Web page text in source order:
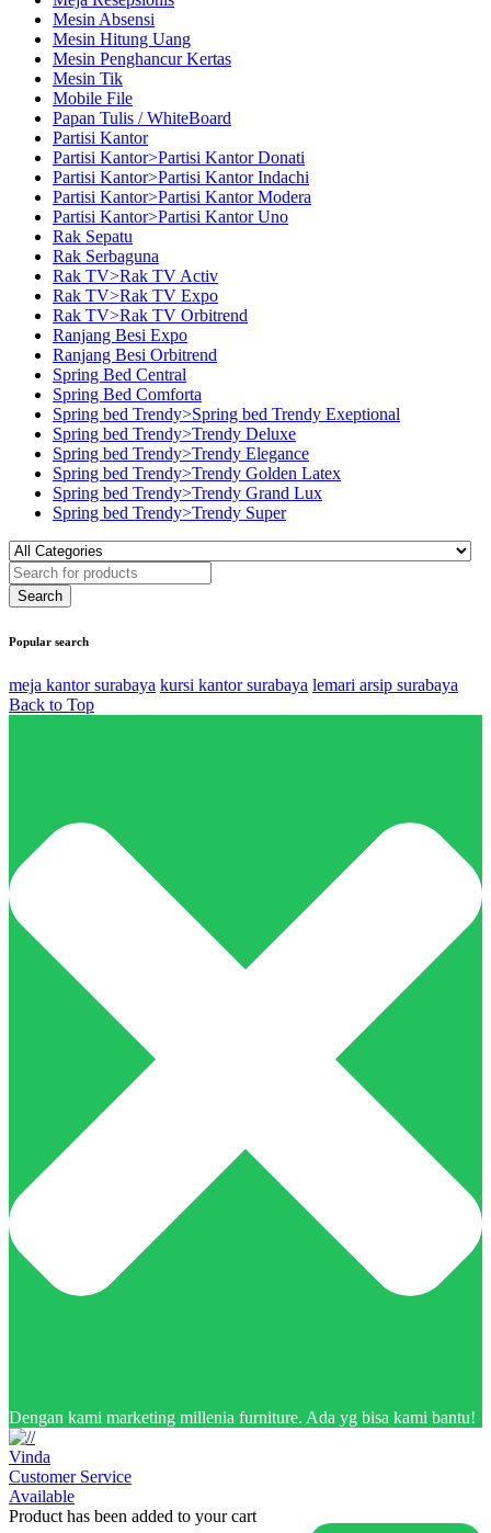
Mesin Absensi
Mesin Hitung Uang
Mesin Penghancur Kertas
Mesin Tik
Mobile File
Papan Tulis / WhiteBoard
Partisi Kantor
Partisi Kantor>Partisi Kantor Donati
Partisi Kantor>Partisi Kantor Indachi
Partisi Kantor>Partisi Kantor Modera
Partisi Kantor>Partisi Kantor Uno
Rak Sepatu
Rak Serbaguna
Rak TV>Rak TV Activ
Rak TV>Rak TV Expo
Rak TV>Rak TV Orbitrend
Ranjang Besi Expo
Ranjang Besi Orbitrend
Spring Bed Central
Spring Bed Comforta
Spring bed Trendy>Spring bed Trendy Exeptional
Spring bed Trendy>Trendy Deluxe
Spring bed Trendy>Trendy Elegance
Spring bed Trendy>Trendy Golden Latex
Spring bed Trendy>Trendy Grand Lux
Spring bed Trendy>Trendy Super
Popular search
meja kantor surabaya kursi kantor surabaya lemari arsip surabaya
Back to Top
Dengan kami marketing millenia furniture. Ada yg bisa kami bantu!
Vinda
Customer Service
Available
Product has been added to your cart